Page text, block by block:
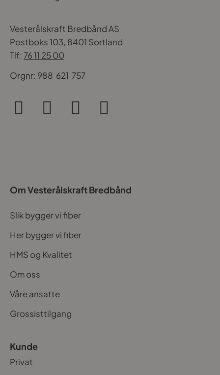
Vesterålskraft Bredbånd AS
Postboks 103, 8401 Sortland
Tlf: 76 11 25 00
Orgnr: 988 621 757
Om Vesterålskraft Bredbånd
Slik bygger vi fiber
Her bygger vi fiber
HMS og Kvalitet
Om oss
Våre ansatte
Grossisttilgang
Kunde
Privat